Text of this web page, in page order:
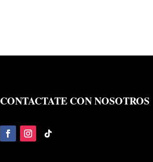
CONTACTATE CON NOSOTROS